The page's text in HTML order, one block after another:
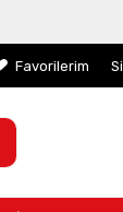
Favorilerim